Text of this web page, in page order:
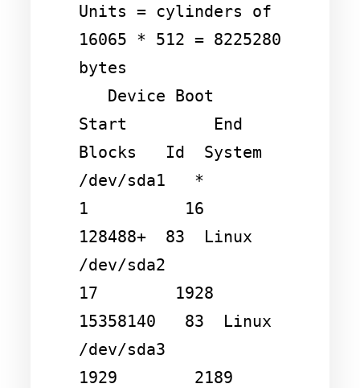
Units = cylinders of
16065 * 512 = 8225280
bytes
Start         End
Blocks   Id  System
/dev/sda1   *
1          16
128488+  83  Linux
/dev/sda2
17        1928
15358140   83  Linux
/dev/sda3
1929        2189